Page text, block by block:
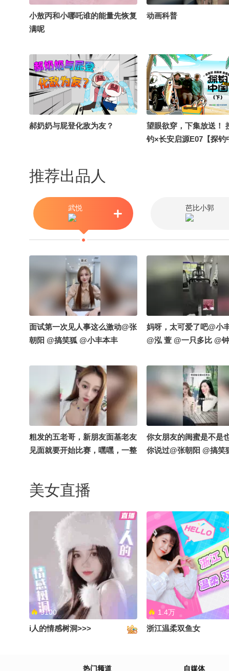
小敖丙和小哪吒谁的能量先恢复
满呢
动画科普
郝奶奶与屁登化敌为友？
望眼欲穿，下集放送！
钓×长安启源E07【探钓
推荐出品人
武悦 芭比小郭
面试第一次见人事这么激动@张
朝阳 @搞笑狐 @小丰本丰
妈呀，太可爱了吧@小
@泓 萱 @一只多比 @
粗发的五老哥，新朋友面基老友
见面就要开始比赛，嘿嘿，一整
吃大赛 @搞笑狐 @张朝阳
你女朋友的闺蜜是不是
你说过@张朝阳 @搞笑
美女直播
9100
i人的情感树洞>>>
1.4万
浙江温柔双鱼女
热门频道 自媒体